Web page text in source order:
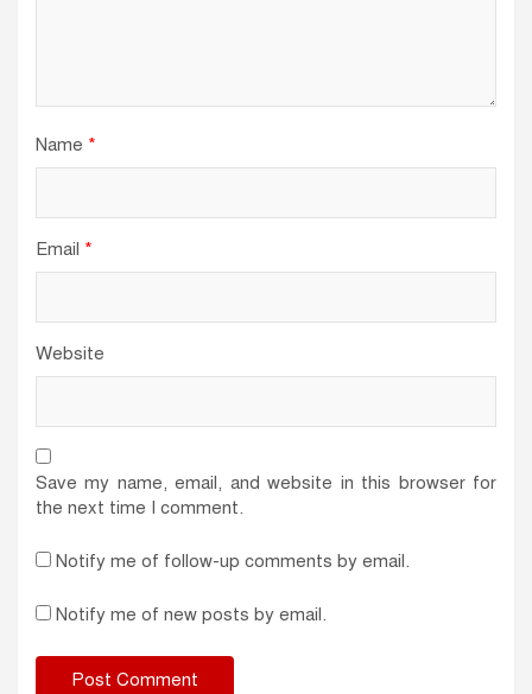
Name *
Email *
Website
Save my name, email, and website in this browser for
the next time I comment.
Notify me of follow-up comments by email.
Notify me of new posts by email.